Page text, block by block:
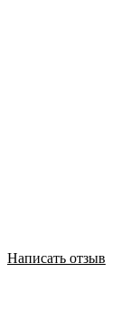
Написать отзыв